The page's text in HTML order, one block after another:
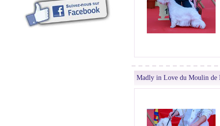
Madly in Love du Moulin de